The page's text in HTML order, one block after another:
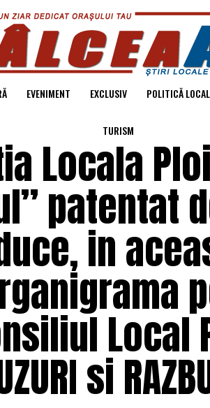
EVENIMENT EXCLUSIV POLITICĂ
TURISM
Locala
patentat
in
Local
si